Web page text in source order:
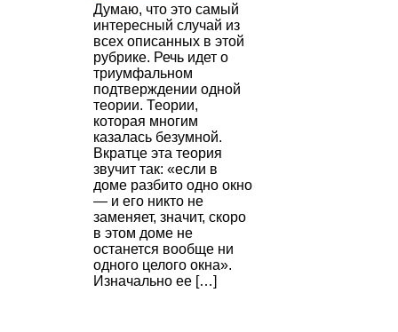
Думаю, что это самый
интересный случай из
всех описанных в этой
рубрике. Речь идет о
триумфальном
подтверждении одной
теории. Теории,
которая многим
казалась безумной.
Вкратце эта теория
звучит так: «если в
доме разбито одно окно
— и его никто не
заменяет, значит, скоро
в этом доме не
останется вообще ни
одного целого окна».
Изначально ее […]